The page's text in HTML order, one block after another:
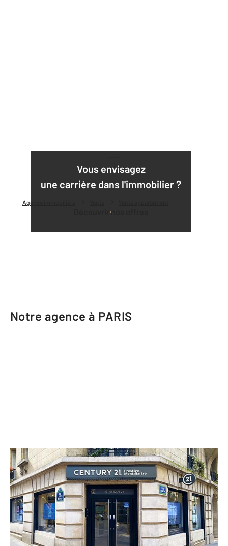
Agence immobilière
Vous envisagez
une carrière dans l'immobilier ?
Découvrir nos offres
1
Notre agence à PARIS
CENTURY 21 Prestige Montmartre
56 rue Caulaincourt
PARIS - 75018
Envoyer un message